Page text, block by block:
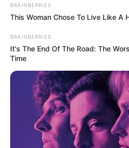
BRAINBERRIES
This Woman Chose To Live Like A
BRAINBERRIES
It's The End Of The Road: The
Time